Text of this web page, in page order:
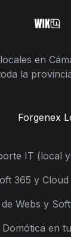
en
la
IT (local
365 y
Webs y
Domótica en